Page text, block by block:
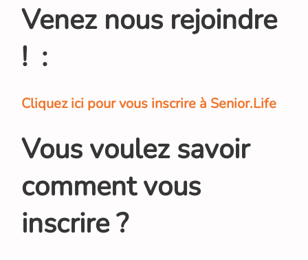
Venez nous rejoindre
! :
Cliquez ici pour vous inscrire à Senior.Life
Vous voulez savoir
comment vous
inscrire ?